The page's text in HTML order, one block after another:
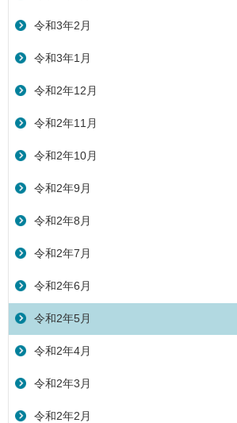
令和3年2月
令和3年1月
令和2年12月
令和2年11月
令和2年10月
令和2年9月
令和2年8月
令和2年7月
令和2年6月
令和2年5月
令和2年4月
令和2年3月
令和2年2月